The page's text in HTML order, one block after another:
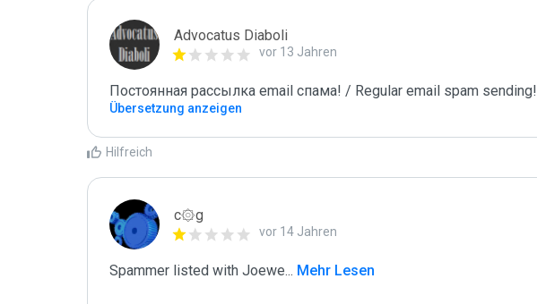
Advocatus Diaboli
vor 13 Jahren
Постоянная рассылка email спама! / Regular email spam sending!
Übersetzung anzeigen
Hilfreich
c۞g
vor 14 Jahren
Spammer listed with Joewe... Mehr Lesen